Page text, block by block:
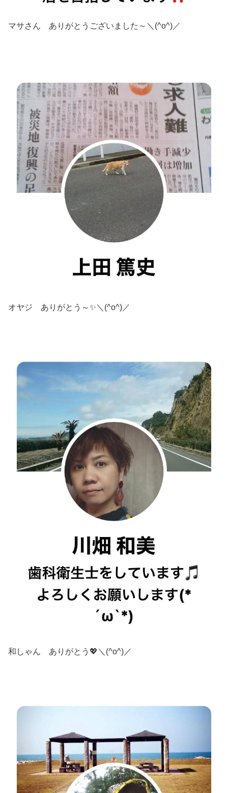
マサさん ありがとうございました～＼(^o^)／
オヤジ ありがとう～✨＼(^o^)／
和しゃん ありがとう💖＼(^o^)／